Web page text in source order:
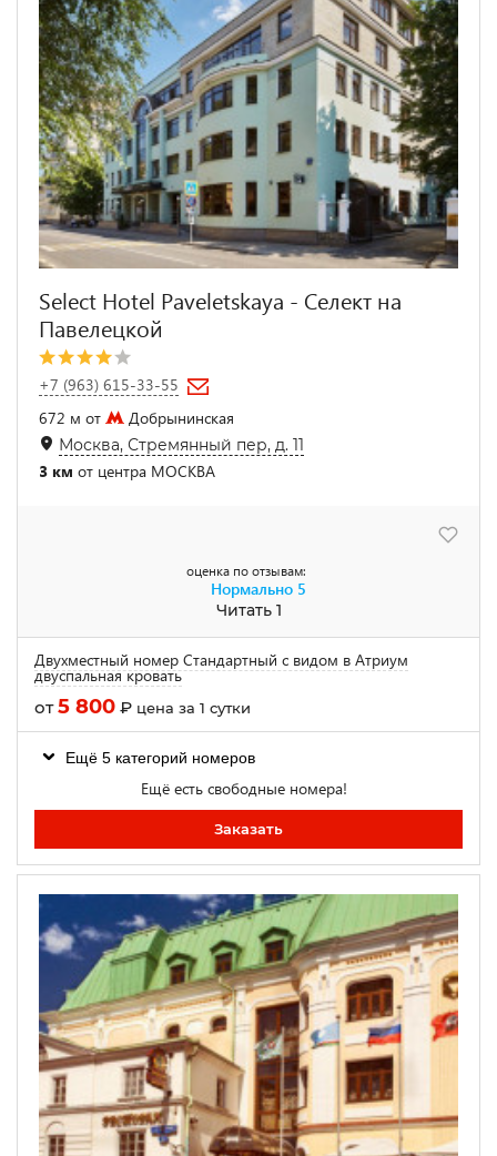
Select Hotel Paveletskaya - Селект на
Павелецкой
+7 (963) 615-33-55
672 м от
Добрынинская
Москва, Стремянный пер, д. 11
3 км от центра МОСКВА
оценка по отзывам:
Нормально 5
Читать 1
Двухместный номер Стандартный с видом в Атриум
двуспальная кровать
от5 800 ₽ цена за 1 сутки
Ещё 5 категорий номеров
Ещё есть свободные номера!
Заказать